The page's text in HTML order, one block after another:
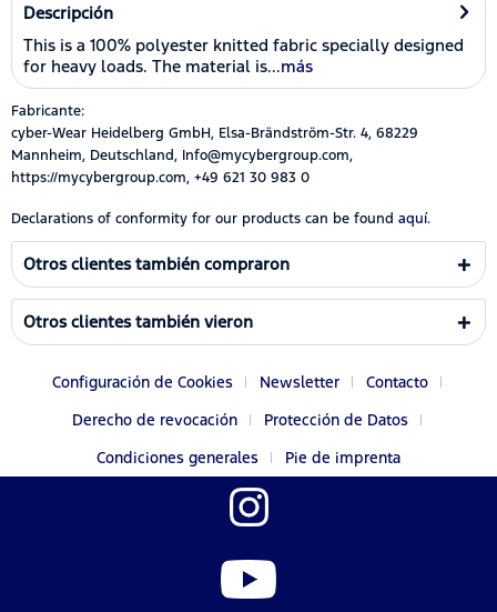
Descripción
This is a 100% polyester knitted fabric specially designed
for heavy loads. The material is...más
Fabricante:
cyber-Wear Heidelberg GmbH, Elsa-Brändström-Str. 4, 68229
Mannheim, Deutschland, Info@mycybergroup.com,
https://mycybergroup.com, +49 621 30 983 0
Declarations of conformity for our products can be found aquí.
Otros clientes también compraron
Otros clientes también vieron
Configuración de Cookies Newsletter
Contacto
Derecho de revocación
Protección de Datos
Condiciones generales
Pie de imprenta